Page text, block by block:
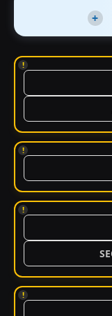
+
!
!
!
!